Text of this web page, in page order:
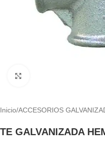
Inicio/ACCESORIOS
TE GALVANIZADA